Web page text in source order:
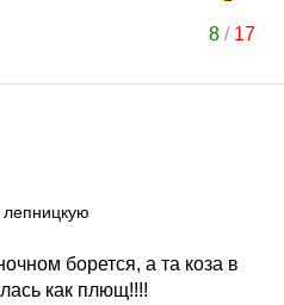
8 / 17
лепницкую
борется, а та коза в
как плющ!!!!